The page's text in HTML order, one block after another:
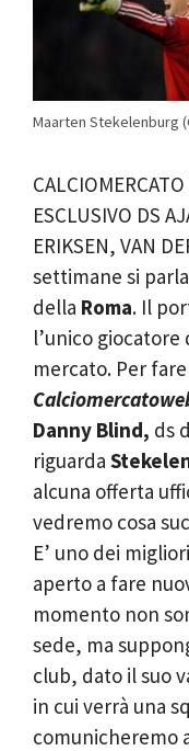
Maarten Stekelenburg
ESCLUSIVO DS
ERIKSEN, VAN
settimane si
della Roma. Il
l’unico giocatore
mercato. Per
Danny Blind, ds
riguarda
alcuna offerta
vedremo cosa
E’ uno dei
aperto a fare
momento non
sede, ma
club, dato il suo
in cui verrà una
comunicheremo